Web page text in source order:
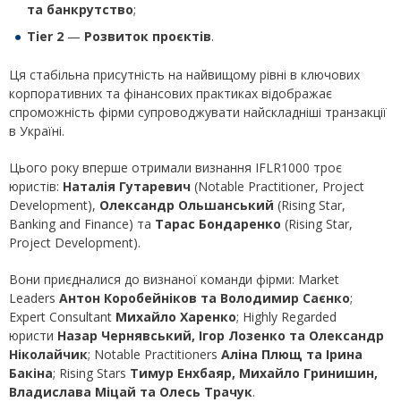
та банкрутство;
Tier 2 — Розвиток проєктів.
Ця стабільна присутність на найвищому рівні в ключових
корпоративних та фінансових практиках відображає
спроможність фірми супроводжувати найскладніші транзакції
в Україні.
Цього року вперше отримали визнання IFLR1000 троє
юристів: Наталія Гутаревич (Notable Practitioner, Project
Development), Олександр Ольшанський (Rising Star,
Banking and Finance) та Тарас Бондаренко (Rising Star,
Project Development).
Вони приєдналися до визнаної команди фірми: Market
Leaders Антон Коробейніков та Володимир Саєнко;
Expert Consultant Михайло Харенко; Highly Regarded
юристи Назар Чернявський, Ігор Лозенко та Олександр
Ніколайчик; Notable Practitioners Аліна Плющ та Ірина
Бакіна; Rising Stars Тимур Енхбаяр, Михайло Гринишин,
Владислава Міцай та Олесь Трачук.